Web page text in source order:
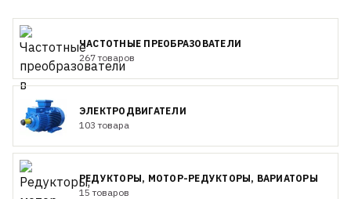
ЧАСТОТНЫЕ ПРЕОБРАЗОВАТЕЛИ
267 товаров
ЭЛЕКТРОДВИГАТЕЛИ
103 товара
РЕДУКТОРЫ, МОТОР-РЕДУКТОРЫ, ВАРИАТОРЫ
15 товаров